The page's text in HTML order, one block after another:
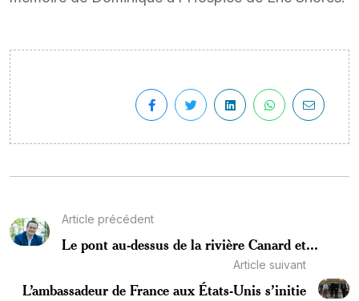
Article précédent
Le pont au-dessus de la rivière Canard et...
Article suivant
L’ambassadeur de France aux États-Unis s’initie